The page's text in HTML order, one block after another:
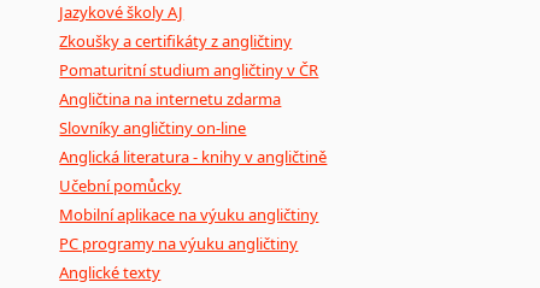
poradny a pravidla
Jazykové školy AJ
Zkoušky a certifikáty z angličtiny
Pomaturitní studium angličtiny v ČR
Angličtina na internetu zdarma
Slovníky angličtiny on-line
Anglická literatura - knihy v angličtině
Učební pomůcky
Mobilní aplikace na výuku angličtiny
PC programy na výuku angličtiny
Anglické texty